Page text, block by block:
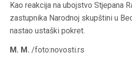
Kao reakcija na ubojstvo Stjepana
zastupnika Narodnoj skupštini u
nastao ustaški pokret.
M. M. /foto:novosti.rs